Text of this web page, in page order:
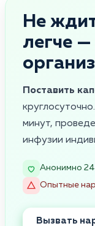
Не
легче
Поставить
минут,
инфузии
Анонимно
Опытные
Вызвать